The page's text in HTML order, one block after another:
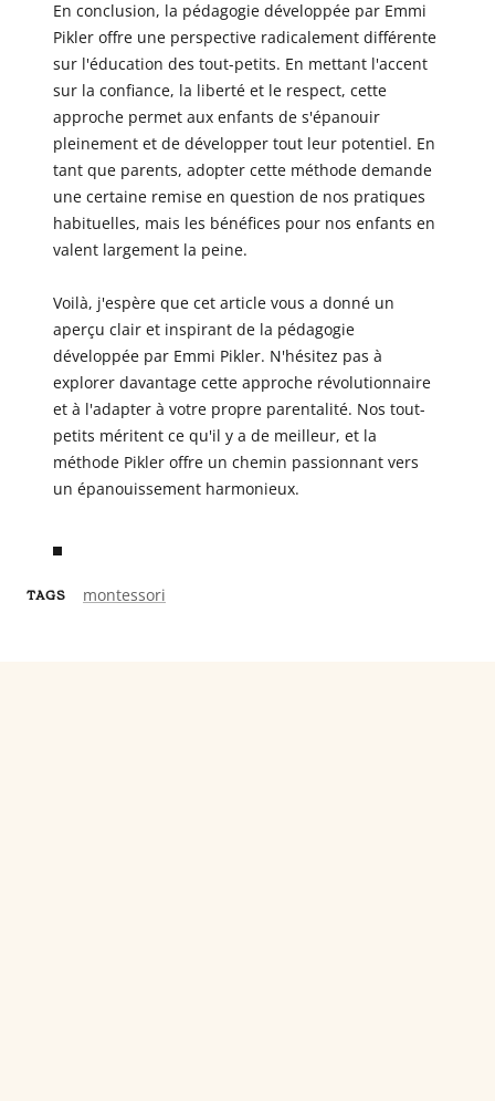
En conclusion, la pédagogie développée par Emmi
Pikler offre une perspective radicalement différente
sur l'éducation des tout-petits. En mettant l'accent
sur la confiance, la liberté et le respect, cette
approche permet aux enfants de s'épanouir
pleinement et de développer tout leur potentiel. En
tant que parents, adopter cette méthode demande
une certaine remise en question de nos pratiques
habituelles, mais les bénéfices pour nos enfants en
valent largement la peine.
Voilà, j'espère que cet article vous a donné un
aperçu clair et inspirant de la pédagogie
développée par Emmi Pikler. N'hésitez pas à
explorer davantage cette approche révolutionnaire
et à l'adapter à votre propre parentalité. Nos tout-
petits méritent ce qu'il y a de meilleur, et la
méthode Pikler offre un chemin passionnant vers
un épanouissement harmonieux.
TAGS montessori